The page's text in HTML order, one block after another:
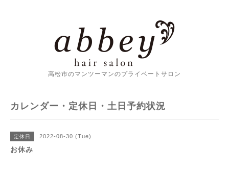
高松市のマンツーマンのプライベートサロン
カレンダー・定休日・土日予約状況
定休日 2022-08-30 (Tue)
お休み